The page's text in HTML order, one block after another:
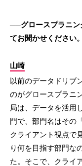
──グロースプラニン
てお聞かせください。
山崎
以前のデータドリブ
のがグロースプラニ
局は、データを活用
門で、部門名はその
クライアント視点で
り何を目指す部門な
た。そこで、クライ